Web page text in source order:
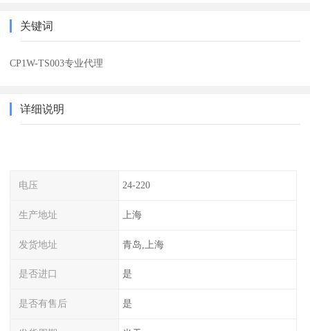
关键词
CP1W-TS003专业代理
详细说明
电压 24-220
生产地址 上海
发货地址 青岛,上海
是否进口 是
是否有售后 是